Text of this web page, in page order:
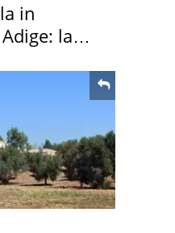
in
la